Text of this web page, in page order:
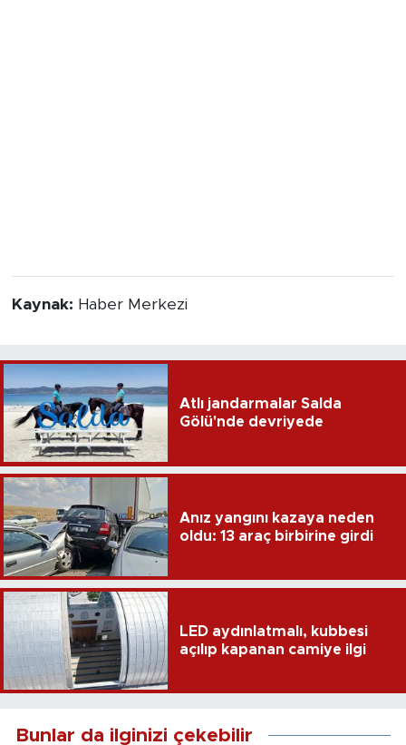
Kaynak: Haber Merkezi
Atlı jandarmalar Salda
Gölü'nde devriyede
Anız yangını kazaya neden
oldu: 13 araç birbirine girdi
LED aydınlatmalı, kubbesi
açılıp kapanan camiye ilgi
Bunlar da ilginizi çekebilir